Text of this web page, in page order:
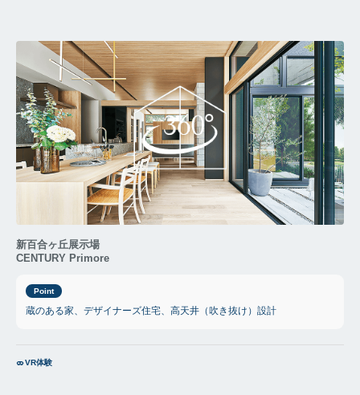
新百合ヶ丘展示場
CENTURY Primore
Point
蔵のある家、デザイナーズ住宅、高天井（吹き抜け）設計
VR体験